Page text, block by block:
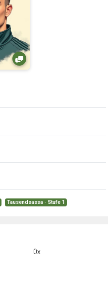
Tausendsassa · Stufe 1
0x